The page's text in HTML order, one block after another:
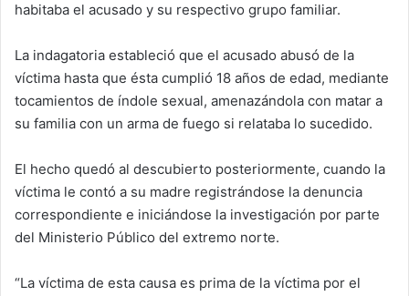
habitaba el acusado y su respectivo grupo familiar.
La indagatoria estableció que el acusado abusó de la
víctima hasta que ésta cumplió 18 años de edad, mediante
tocamientos de índole sexual, amenazándola con matar a
su familia con un arma de fuego si relataba lo sucedido.
El hecho quedó al descubierto posteriormente, cuando la
víctima le contó a su madre registrándose la denuncia
correspondiente e iniciándose la investigación por parte
del Ministerio Público del extremo norte.
“La víctima de esta causa es prima de la víctima por el